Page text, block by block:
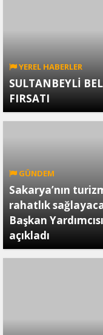
YEREL HABERLER
SULTANBEYLİ
FIRSATI
GÜNDEM
Sakarya’nın
rahatlık
Başkan
açıkladı